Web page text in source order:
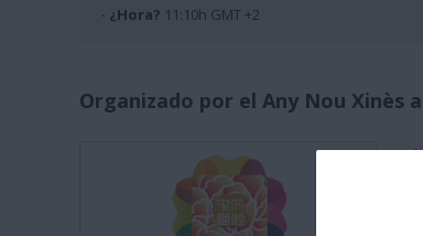
· ¿Hora? 11:10h GMT +2
Organizado por el Any Nou Xinès